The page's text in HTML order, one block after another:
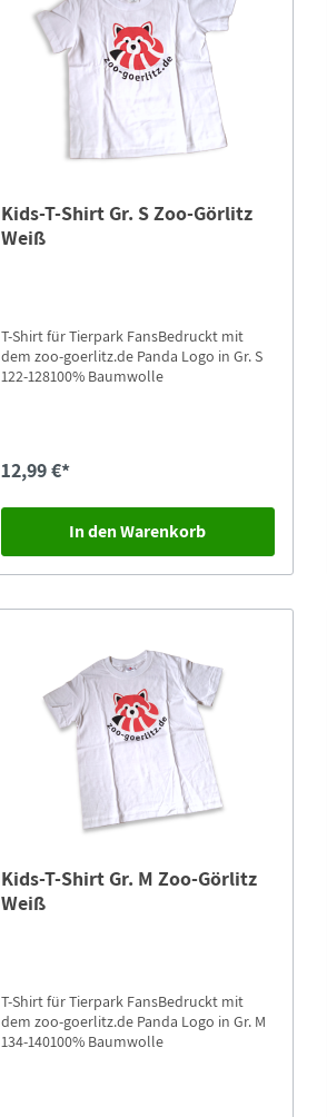
Kids-T-Shirt Gr. S Zoo-Görlitz
Weiß
T-Shirt für Tierpark FansBedruckt mit
dem zoo-goerlitz.de Panda Logo in Gr. S
122-128100% Baumwolle
12,99 €*
In den Warenkorb
Kids-T-Shirt Gr. M Zoo-Görlitz
Weiß
T-Shirt für Tierpark FansBedruckt mit
dem zoo-goerlitz.de Panda Logo in Gr. M
134-140100% Baumwolle